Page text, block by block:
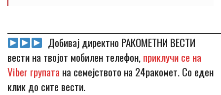
Добивај директно РАКОМЕТНИ ВЕСТИ
вести на твојот мобилен телефон,приклучи се на
Viber групата на семејството на 24ракомет. Со еден
клик до сите вести.